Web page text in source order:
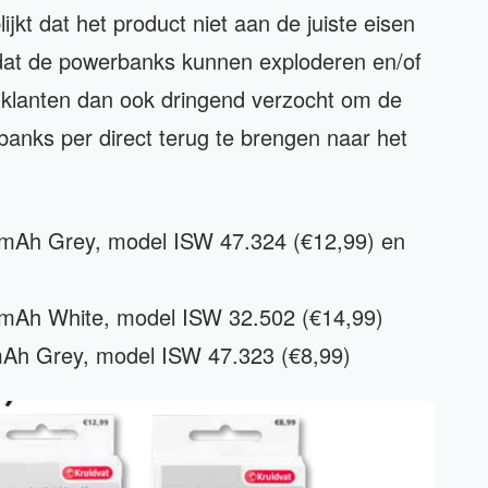
dat het product niet aan de juiste eisen
de powerbanks kunnen exploderen en/of
dan ook dringend verzocht om de
per direct terug te brengen naar het
Grey, model ISW 47.324 (€12,99) en
White, model ISW 32.502 (€14,99)
Grey, model ISW 47.323 (€8,99)